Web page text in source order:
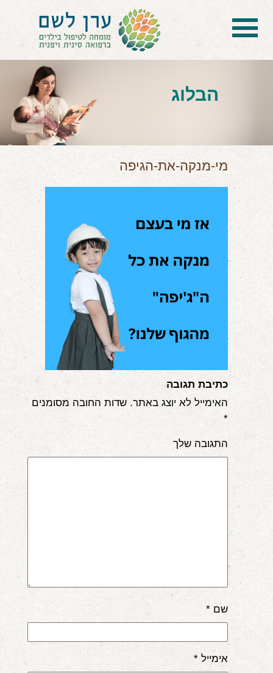
בית
הטיפול
הכל על דיקור סיני ודיקור יפני לילדים
הילד לא מפסיק להיות חולה
בעיות נשימה: קוצר, סטרידור ועוד
דלקות ונוזלים באוזניים
בעיות/מחלות נוספות
שאלות ותשובות
הורים ממליצים
לימודי "שונישין"
במתנה!
הבלוג
מי-מנקה-את-הגיפה
כתיבת תגובה
האימייל לא יוצג באתר. שדות החובה מסומנים
*
התגובה שלך
שם *
אימייל *